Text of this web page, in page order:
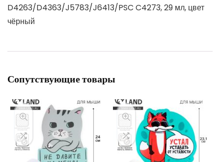
D4263/D4363/J5783/J6413/PSC C4273, 29 мл, цвет
чёрный
Сопутствующие товары